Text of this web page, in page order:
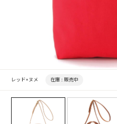
レッド×ヌメ 在庫 : 販売中